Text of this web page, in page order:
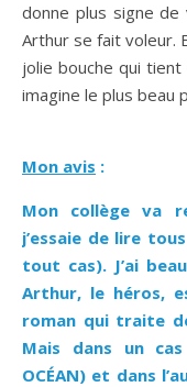
donne plus signe
Arthur se fait voleur.
jolie bouche qui tient
imagine le plus beau
Mon avis :
Mon collège va
j’essaie de lire
tout cas). J’ai
Arthur, le héros,
roman qui traite
Mais dans un
OCÉAN) et dans